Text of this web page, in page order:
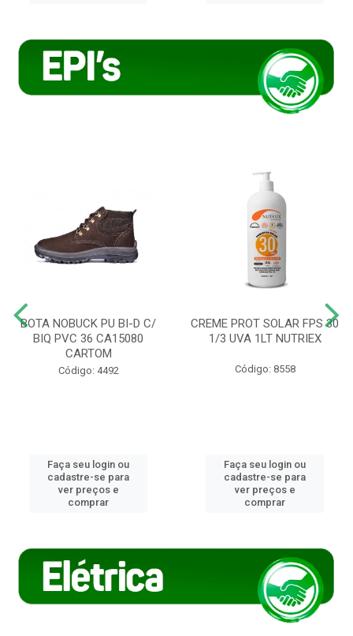
BOTA NOBUCK PU BI-D C/
BIQ PVC 36 CA15080
CARTOM
Código: 4492
Faça seu login ou
cadastre-se para
ver preços e
comprar
CREME PROT SOLAR FPS 30
1/3 UVA 1LT NUTRIEX
Código: 8558
Faça seu login ou
cadastre-se para
ver preços e
comprar